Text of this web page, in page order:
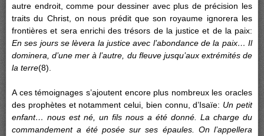
autre endroit, comme pour dessiner avec plus de précision les
traits du Christ, on nous prédit que son royaume ignorera les
frontières et sera enrichi des trésors de la justice et de la paix:
En ses jours se lèvera la justice avec l’abondance de la paix… Il
dominera, d’une mer à l’autre, du fleuve jusqu’aux extrémités de
la terre(8).
A ces témoignages s’ajoutent encore plus nombreux les oracles
des prophètes et notamment celui, bien connu, d’Isaïe: Un petit
enfant… nous est né, un fils nous a été donné. La charge du
commandement a été posée sur ses épaules. On l’appellera